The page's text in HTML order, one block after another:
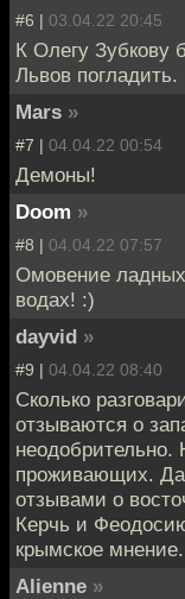
#6 | 03.04.22 20:45
К Олегу Зубкову
Львов погладить.
Mars »
#7 | 04.04.22 00:54
Демоны!
Doom »
#8 | 04.04.22 07:57
Омовение
водах! :)
dayvid »
#9 | 04.04.22 08:40
Сколько
отзываются о
неодобрительно.
проживающих. Да
отзывами о
Керчь и
крымское мнение.
Alienne »